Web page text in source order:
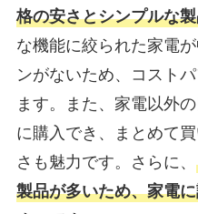
格の安さとシンプルな
な機能に絞られた家電
ンがないため、コスト
ます。また、家電以外
に購入でき、まとめて
さも魅力です。さらに、
製品が多いため、家電